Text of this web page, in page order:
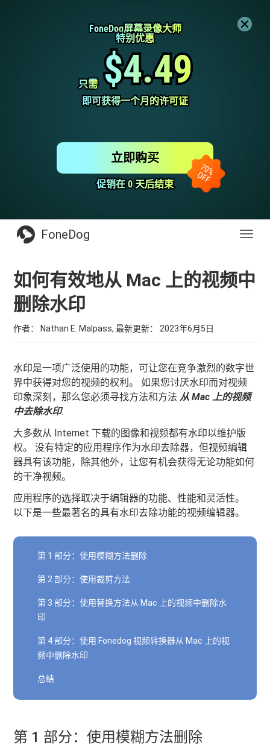
FoneDog屏幕录像大师
FoneDog屏幕录像大师
特别优惠
特别优惠
只需
只需 $4.49
$4.49
即可获得一个月的许可证
即可获得一个月的许可证
促销在 0 天后结束
促销在 0 天后结束
立即购买
FoneDog
如何有效地从 Mac 上的视频中
删除水印
作者： Nathan E. Malpass, 最新更新： 2023年6月5日
水印是一项广泛使用的功能，可让您在竞争激烈的数字世
界中获得对您的视频的权利。 如果您讨厌水印而对视频
印象深刻，那么您必须寻找方法和方法从 Mac 上的视频
中去除水印.
大多数从 Internet 下载的图像和视频都有水印以维护版
权。 没有特定的应用程序作为水印去除器，但视频编辑
器具有该功能，除其他外，让您有机会获得无论功能如何
的干净视频。
应用程序的选择取决于编辑器的功能、性能和灵活性。
以下是一些最著名的具有水印去除功能的视频编辑器。
第 1 部分：使用模糊方法删除
第 2 部分：使用裁剪方法
第 3 部分：使用替换方法从 Mac 上的视频中删除水
印
第 4 部分：使用 Fonedog 视频转换器从 Mac 上的视
频中删除水印
总结
第 1 部分：使用模糊方法删除